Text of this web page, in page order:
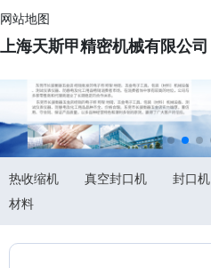
网站地图
上海天斯甲精密机械有限公司
热收缩机 真空封口机 封口机
材料